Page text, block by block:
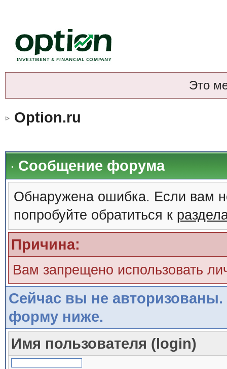
Это
Option.ru
Сообщение форума
Обнаружена ошибка. Если вам
попробуйте обратиться к
Причина:
Вам запрещено использовать
Сейчас вы не авторизованы.
форму ниже.
Имя пользователя (login)